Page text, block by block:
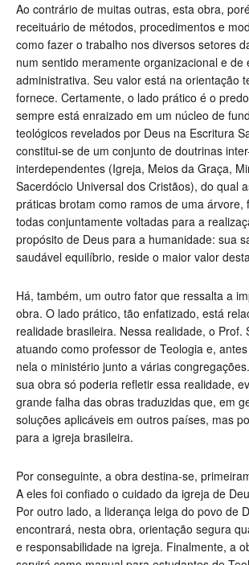
Ao contrário de muitas outras, esta obra,
receituário de métodos, procedimentos e
como fazer o trabalho nos diversos setores
num sentido meramente organizacional e de
administrativa. Seu valor está na orientação
fornece. Certamente, o lado prático é o
sempre está enraizado em um núcleo de
teológicos revelados por Deus na Escritura
constitui-se de um conjunto de doutrinas
interdependentes (Igreja, Meios da Graça,
Sacerdócio Universal dos Cristãos), do qual
práticas brotam como ramos de uma árvore,
todas conjuntamente voltadas para a
propósito de Deus para a humanidade: sua
saudável equilíbrio, reside o maior valor
Há, também, um outro fator que ressalta a
obra. O lado prático, tão enfatizado, está
realidade brasileira. Nessa realidade, o Prof.
atuando como professor de Teologia e,
nela o ministério junto a várias
sua obra só poderia refletir essa realidade,
grande falha das obras traduzidas que, em
soluções aplicáveis em outros países, mas
para a igreja brasileira.
Por conseguinte, a obra destina-se,
A eles foi confiado o cuidado da igreja de
Por outro lado, a liderança leiga do povo de
encontrará, nesta obra, orientação segura
e responsabilidade na igreja. Finalmente, a